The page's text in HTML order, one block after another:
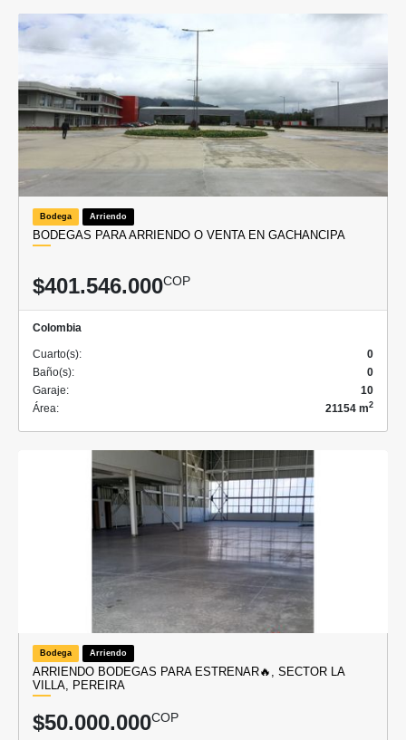
Bodega Arriendo
BODEGAS PARA ARRIENDO O VENTA EN GACHANCIPA
$401.546.000COP
Colombia
Cuarto(s):
0
Baño(s):
0
Garaje:
10
Área:
21154 m2
Bodega Arriendo
ARRIENDO BODEGAS PARA ESTRENAR🔥, SECTOR LA
VILLA, PEREIRA
$50.000.000COP